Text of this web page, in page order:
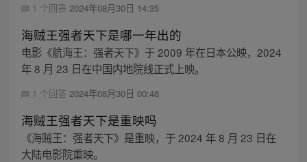
1 个回答 2024年08月30日 14:35
海贼王强者天下是哪一年出的
电影《航海王：强者天下》于 2009 年在日本公映，2024
年 8 月 23 日在中国内地院线正式上映。
1 个回答 2024年08月30日 00:48
海贼王强者天下是重映吗
《海贼王：强者天下》是重映，于 2024 年 8 月 23 日在
大陆电影院重映。